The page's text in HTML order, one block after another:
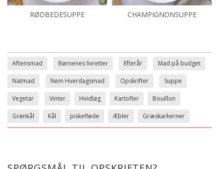
RØDBEDESUPPE CHAMPIGNONSUPPE
Aftensmad Børnenes livretter Efterår Mad på budget
Natmad Nem Hverdagsmad Opskrifter Suppe
Vegetar Vinter Hvidløg Kartofler Bouillon
Grønkål Kål piskefløde Æbler Græskarkerner